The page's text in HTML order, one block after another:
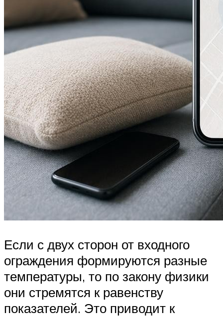
Если с двух сторон от входного
ограждения формируются разные
температуры, то по закону физики
они стремятся к равенству
показателей. Это приводит к